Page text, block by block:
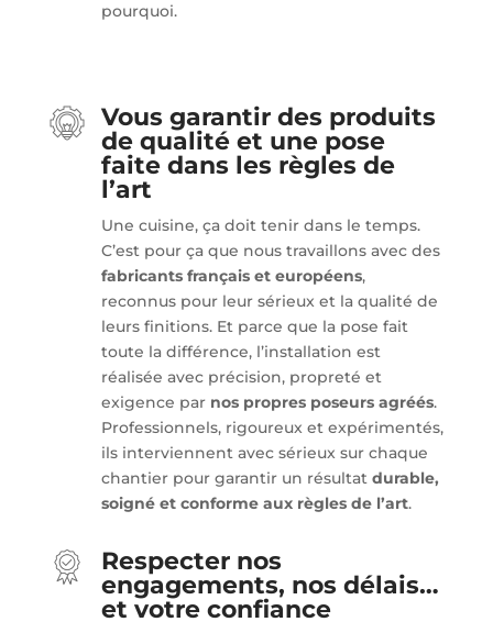
pourquoi.
Vous garantir des produits
de qualité et une pose
faite dans les règles de
l’art
Une cuisine, ça doit tenir dans le temps.
C’est pour ça que nous travaillons avec des
fabricants français et européens,
reconnus pour leur sérieux et la qualité de
leurs finitions. Et parce que la pose fait
toute la différence, l’installation est
réalisée avec précision, propreté et
exigence par nos propres poseurs agréés.
Professionnels, rigoureux et expérimentés,
ils interviennent avec sérieux sur chaque
chantier pour garantir un résultat durable,
soigné et conforme aux règles de l’art.
Respecter nos
engagements, nos délais…
et votre confiance